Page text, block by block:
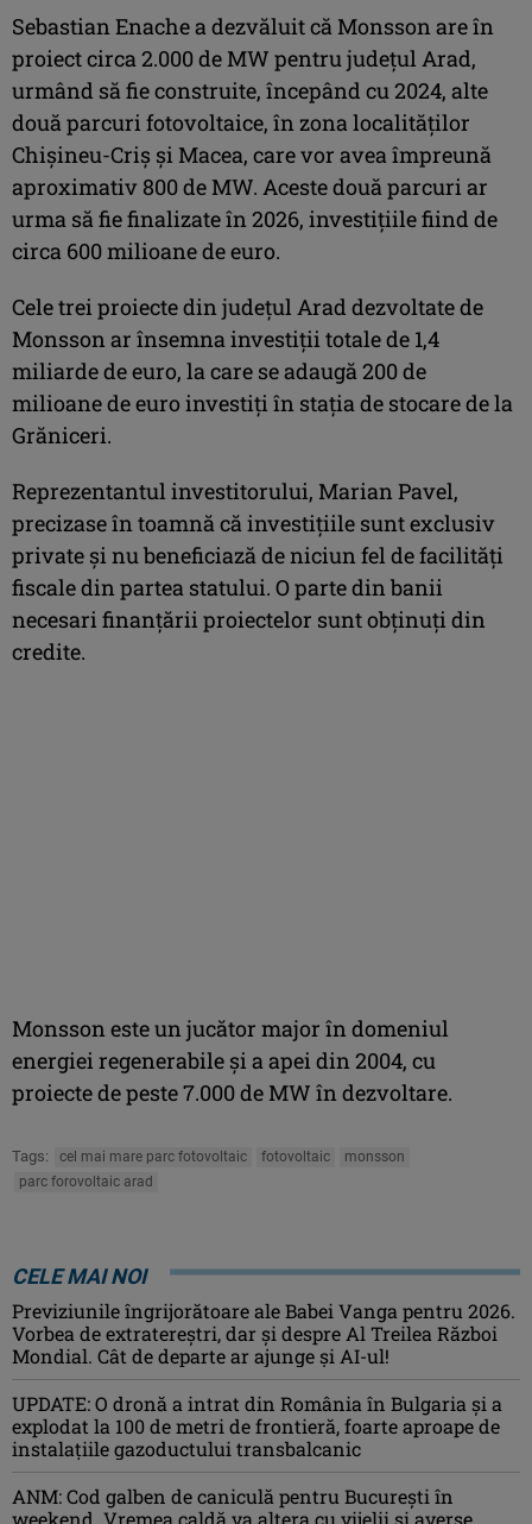
Sebastian Enache a dezvăluit că Monsson are în
proiect circa 2.000 de MW pentru judeţul Arad,
urmând să fie construite, începând cu 2024, alte
două parcuri fotovoltaice, în zona localităţilor
Chişineu-Criş şi Macea, care vor avea împreună
aproximativ 800 de MW. Aceste două parcuri ar
urma să fie finalizate în 2026, investiţiile fiind de
circa 600 milioane de euro.
Cele trei proiecte din judeţul Arad dezvoltate de
Monsson ar însemna investiţii totale de 1,4
miliarde de euro, la care se adaugă 200 de
milioane de euro investiţi în staţia de stocare de la
Grăniceri.
Reprezentantul investitorului, Marian Pavel,
precizase în toamnă că investiţiile sunt exclusiv
private şi nu beneficiază de niciun fel de facilităţi
fiscale din partea statului. O parte din banii
necesari finanţării proiectelor sunt obţinuţi din
credite.
Monsson este un jucător major în domeniul
energiei regenerabile şi a apei din 2004, cu
proiecte de peste 7.000 de MW în dezvoltare.
Tags: cel mai mare parc fotovoltaic fotovoltaic
monsson
parc forovoltaic arad
CELE MAI NOI
Previziunile îngrijorătoare ale Babei Vanga pentru 2026.
Vorbea de extratereștri, dar și despre Al Treilea Război
Mondial. Cât de departe ar ajunge și AI-ul!
UPDATE: O dronă a intrat din România în Bulgaria şi a
explodat la 100 de metri de frontieră, foarte aproape de
instalațiile gazoductului transbalcanic
ANM: Cod galben de caniculă pentru București în
weekend. Vremea caldă va altera cu vijelii și averse